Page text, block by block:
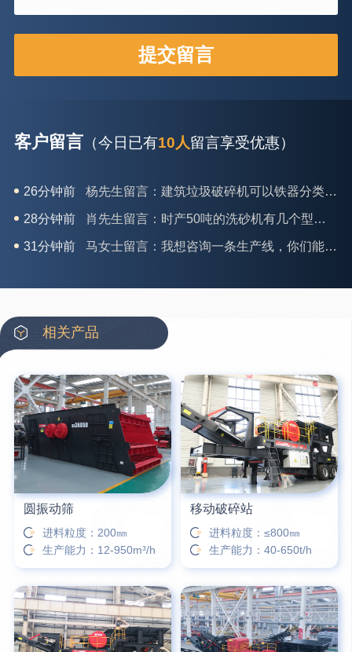
客户留言（今日已有10人留言享受优惠）
26分钟前 杨先生留言：建筑垃圾破碎机可以铁器分类吗？
28分钟前 肖先生留言：时产50吨的洗砂机有几个型号？
31分钟前 马女士留言：我想咨询一条生产线，你们能做吗？
42分钟前 蒋先生留言：硬岩颚式破碎机带不带电机？
3分钟前 王先生留言：水泥厂熟料能破碎吗？推荐用什么机器？
6分钟前 姚女士留言：这款破碎机一小时产能多大？是用电的还是燃油的？
12分钟前 宋先生留言：50吨左右的制砂机大概什么价位？
16分钟前 柳先生留言：洗石英砂全套设备有哪些？
相关产品
圆振动筛
进料粒度：200㎜
生产能力：12-950m³/h
移动破碎站
进料粒度：≤800㎜
生产能力：40-650t/h